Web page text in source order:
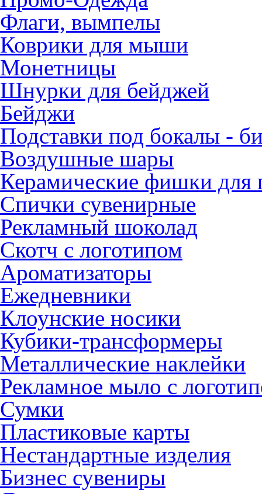
Флаги, вымпелы
Коврики для мыши
Монетницы
Шнурки для бейджей
Бейджи
Подставки под бокалы -
Воздушные шары
Керамические фишки для
Спички сувенирные
Рекламный шоколад
Скотч с логотипом
Ароматизаторы
Ежедневники
Клоунские носики
Кубики-трансформеры
Металлические наклейки
Рекламное мыло с
Сумки
Пластиковые карты
Нестандартные изделия
Бизнес сувениры